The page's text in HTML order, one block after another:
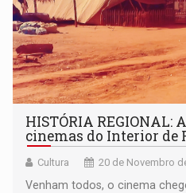
HISTÓRIA REGIONAL:
cinemas do Interior de
Cultura 20 de Novembro
Venham todos, o cinema